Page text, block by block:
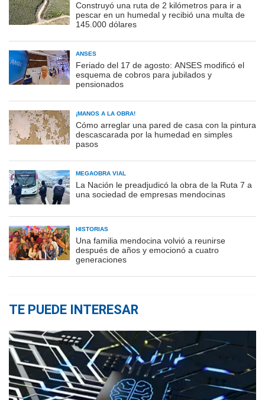
Construyó una ruta de 2 kilómetros para ir a
pescar en un humedal y recibió una multa de
145.000 dólares
ANSES
Feriado del 17 de agosto: ANSES modificó el
esquema de cobros para jubilados y
pensionados
¡MANOS A LA OBRA!
Cómo arreglar una pared de casa con la pintura
descascarada por la humedad en simples
pasos
MEGAOBRA VIAL
La Nación le preadjudicó la obra de la Ruta 7 a
una sociedad de empresas mendocinas
HISTORIAS
Una familia mendocina volvió a reunirse
después de años y emocionó a cuatro
generaciones
TE PUEDE INTERESAR